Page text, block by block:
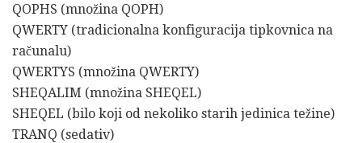
QOPHS (množina QOPH)
QWERTY (tradicionalna konfiguracija tipkovnica na
računalu)
QWERTYS (množina QWERTY)
SHEQALIM (množina SHEQEL)
SHEQEL (bilo koji od nekoliko starih jedinica težine)
TRANQ (sedativ)